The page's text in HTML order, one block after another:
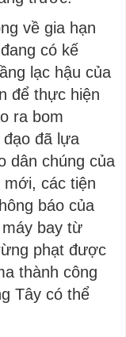
về gia hạn
có kế
lạc hậu của
để thực hiện
ra bom
đã lựa
dân chúng của
mới, các tiện
báo của
bay từ
phạt được
thành công
Tây có thể